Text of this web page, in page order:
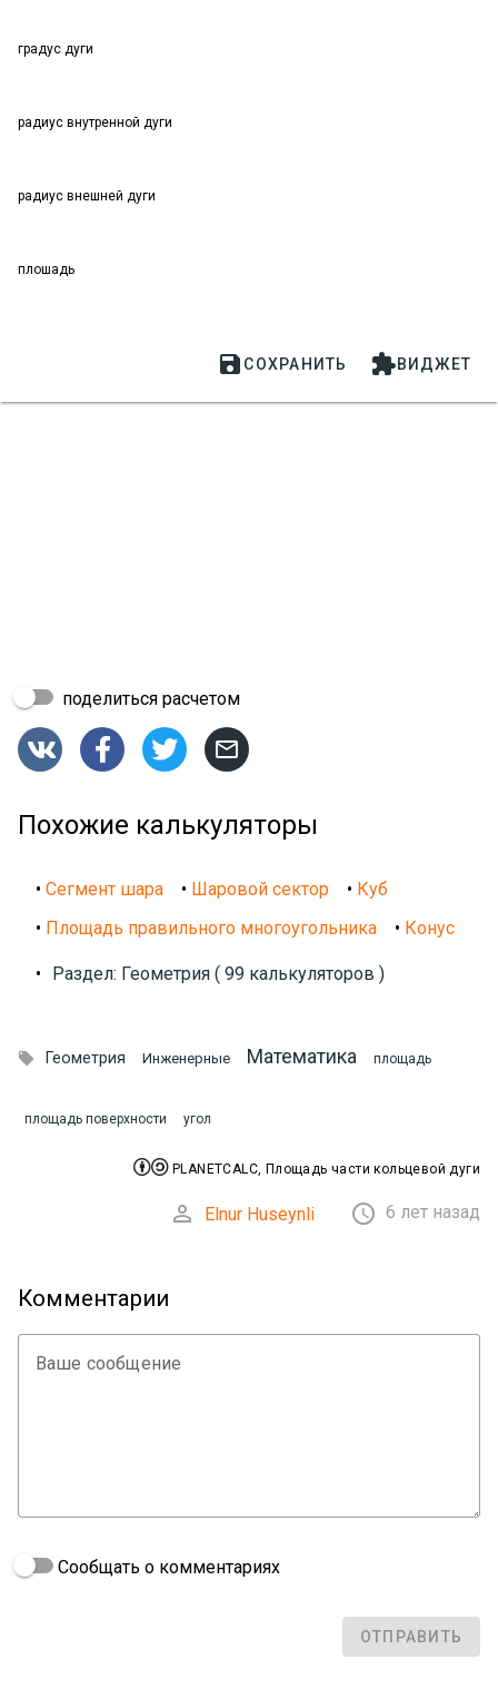
градус дуги
радиус внутренной дуги
радиус внешней дуги
плошадь
 СОХРАНИТЬ ВИДЖЕТ
поделиться расчетом
   
Похожие калькуляторы
• Сегмент шара • Шаровой сектор • Куб
• Площадь правильного многоугольника • Конус
• Раздел: Геометрия ( 99 калькуляторов )
 Геометрия Инженерные Математика площадь
площадь поверхности угол
PLANETCALC, Площадь части кольцевой дуги
 Elnur Huseynli  6 лет назад
Комментарии
Ваше сообщение
Сообщать о комментариях
ОТПРАВИТЬ